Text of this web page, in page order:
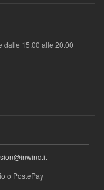
dalle 15.00 alle 20.00
o PostePay